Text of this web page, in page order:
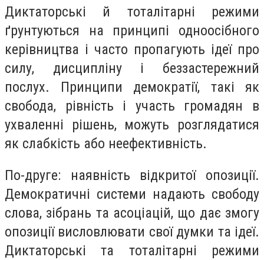
Диктаторські й тоталітарні режими
ґрунтуються на принципі одноосібного
керівництва і часто пропагують ідеї про
силу, дисципліну і беззастережний
послух. Принципи демократії, такі як
свобода, рівність і участь громадян в
ухваленні рішень, можуть розглядатися
як слабкість або неефективність.
По-друге: наявність відкритої опозиції.
Демократичні системи надають свободу
слова, зібрань та асоціацій, що дає змогу
опозиції висловлювати свої думки та ідеї.
Диктаторські та тоталітарні режими